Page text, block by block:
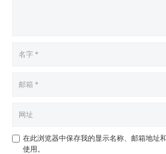
在此浏览器中保存我的显示名称、邮箱地址
使用。